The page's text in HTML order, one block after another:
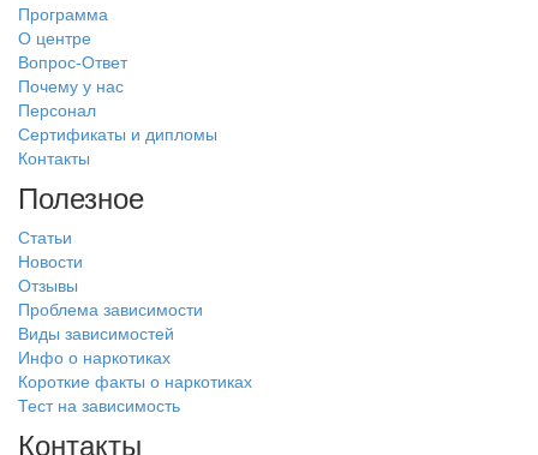
Программа
О центре
Вопрос-Ответ
Почему у нас
Персонал
Сертификаты и дипломы
Контакты
Полезное
Статьи
Новости
Отзывы
Проблема зависимости
Виды зависимостей
Инфо о наркотиках
Короткие факты о наркотиках
Тест на зависимость
Контакты